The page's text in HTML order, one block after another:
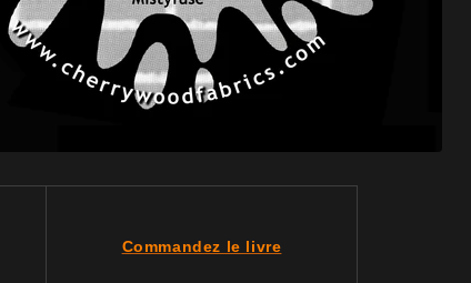
Commandez le livre